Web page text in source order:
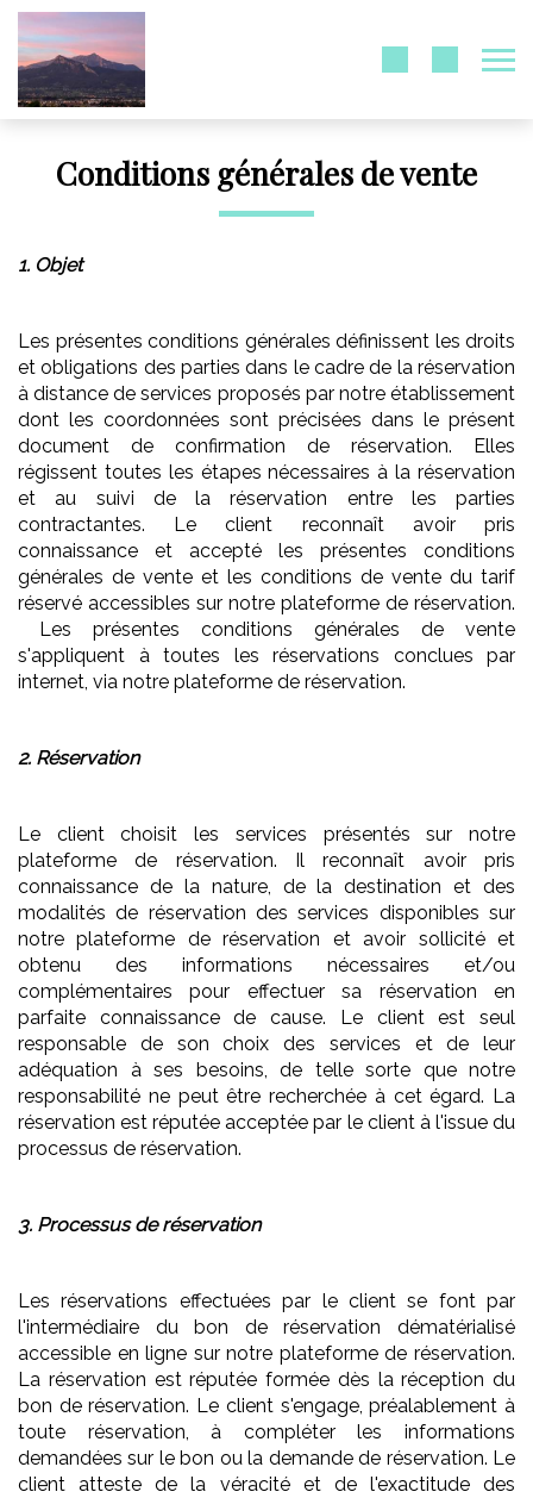
Conditions générales de vente
1. Objet
Les présentes conditions générales définissent les droits
et obligations des parties dans le cadre de la réservation
à distance de services proposés par notre établissement
dont les coordonnées sont précisées dans le présent
document de confirmation de réservation. Elles
régissent toutes les étapes nécessaires à la réservation
et au suivi de la réservation entre les parties
contractantes. Le client reconnaît avoir pris
connaissance et accepté les présentes conditions
générales de vente et les conditions de vente du tarif
réservé accessibles sur notre plateforme de réservation.
Les présentes conditions générales de vente
s'appliquent à toutes les réservations conclues par
internet, via notre plateforme de réservation.
2. Réservation
Le client choisit les services présentés sur notre
plateforme de réservation. Il reconnaît avoir pris
connaissance de la nature, de la destination et des
modalités de réservation des services disponibles sur
notre plateforme de réservation et avoir sollicité et
obtenu des informations nécessaires et/ou
complémentaires pour effectuer sa réservation en
parfaite connaissance de cause. Le client est seul
responsable de son choix des services et de leur
adéquation à ses besoins, de telle sorte que notre
responsabilité ne peut être recherchée à cet égard. La
réservation est réputée acceptée par le client à l'issue du
processus de réservation.
3. Processus de réservation
Les réservations effectuées par le client se font par
l'intermédiaire du bon de réservation dématérialisé
accessible en ligne sur notre plateforme de réservation.
La réservation est réputée formée dès la réception du
bon de réservation. Le client s'engage, préalablement à
toute réservation, à compléter les informations
demandées sur le bon ou la demande de réservation. Le
client atteste de la véracité et de l'exactitude des